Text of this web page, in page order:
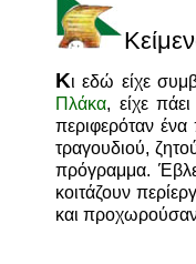
Κι εδώ είχε
Πλάκα, είχε
περιφερόταν
τραγουδιού,
πρόγραμμα.
κοιτάζουν
και